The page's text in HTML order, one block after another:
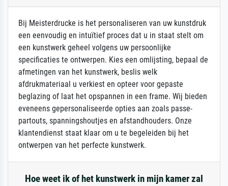
Bij Meisterdrucke is het personaliseren van uw kunstdruk
een eenvoudig en intuïtief proces dat u in staat stelt om
een kunstwerk geheel volgens uw persoonlijke
specificaties te ontwerpen. Kies een omlijsting, bepaal de
afmetingen van het kunstwerk, beslis welk
afdrukmateriaal u verkiest en opteer voor gepaste
beglazing of laat het opspannen in een frame. Wij bieden
eveneens gepersonaliseerde opties aan zoals passe-
partouts, spanningshoutjes en afstandhouders. Onze
klantendienst staat klaar om u te begeleiden bij het
ontwerpen van het perfecte kunstwerk.
Hoe weet ik of het kunstwerk in mijn kamer zal